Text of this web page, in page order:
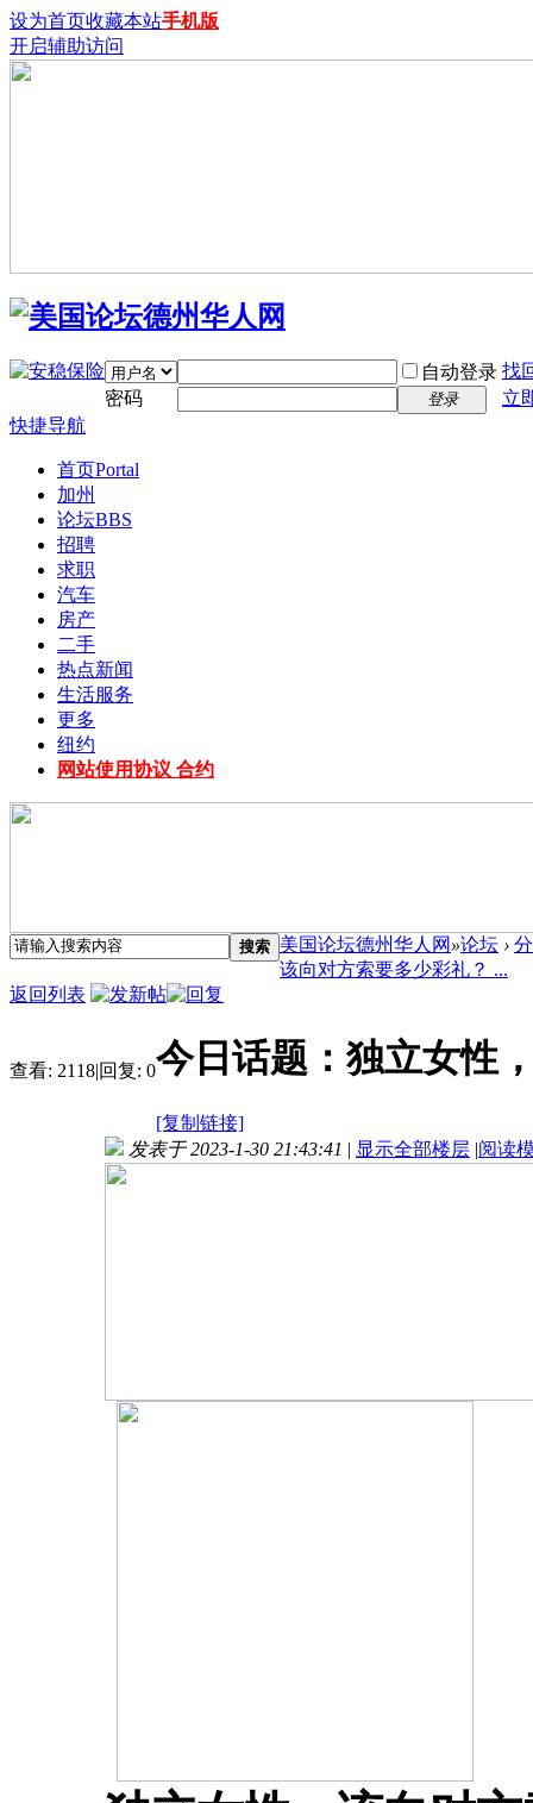
设为首页收藏本站手机版
开启辅助访问
自动登录 找
密码
登录
立
快捷导航
首页Portal
加州
论坛BBS
招聘
求职
汽车
房产
二手
热点新闻
生活服务
更多
纽约
网站使用协议 合约
搜索 美国论坛德州华人网 »论坛 ›
该向对方索要多少彩礼？ ...
返回列表
查看: 2118|回复: 0今日话题：独立女性
[复制链接]
发表于 2023-1-30 21:43:41 | 显示全部楼层 |阅读